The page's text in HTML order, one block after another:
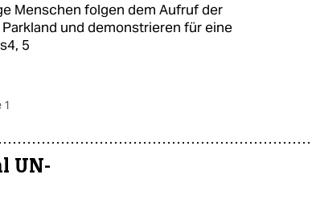
Menschen folgen dem Aufruf der
und demonstrieren für eine
5
1
UN-